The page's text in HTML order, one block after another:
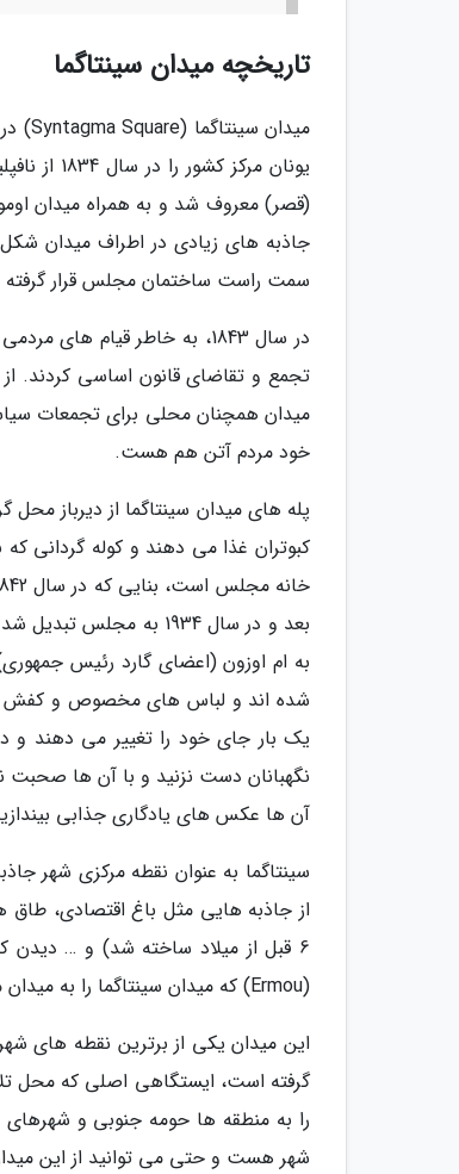
تاریخچه میدان سینتاگما
یونان
جاذبه های زیادی در اطراف میدان
سمت راست ساختمان مجلس قرار
در سال 1843، به خاطر قیام
تجمع و تقاضای قانون اساسی کردند. از
میدان همچنان محلی برای تجمعات
خود مردم آتن هم هست.
پله های میدان سینتاگما از دیرباز
کبوتران غذا می دهند و کوله گردانی
بعد و در سال 1934 به
به ام اوزون (اعضای گارد رئیس
شده اند و لباس های مخصوص و کفش
یک بار جای خود را تغییر می دهند و
نگهبانان دست نزنید و با آن ها صحبت
آن ها عکس های یادگاری جذابی
سینتاگما به عنوان نقطه مرکزی شهر
از جاذبه هایی مثل باغ اقتصادی، طاق
6 قبل از میلاد ساخته شد) و … دیدن
(Ermou) که میدان سینتاگما را به میدان موناستیراکی وصل می نماید و گردشگران زیادی برای پیاده روی به آنجا می فرایند.
این میدان یکی از برترین نقطه های
را به منطقه ها حومه جنوبی و
شهر هست و حتی می توانید از این